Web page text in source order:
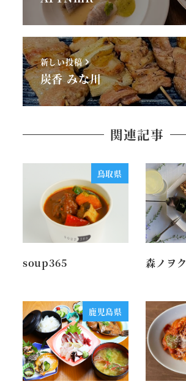
新しい投稿
炭香 みな川
関連記事
鳥取県
soup365 森ノヲク
鹿児島県